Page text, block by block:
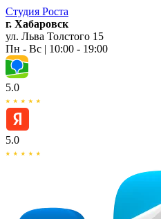
Студия Роста
г. Хабаровск
ул. Льва Толстого 15
Пн - Вс | 10:00 - 19:00
5.0
5.0